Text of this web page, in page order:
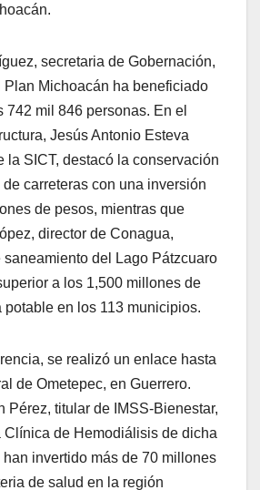
secretaria de Gobernación,
Plan Michoacán ha beneficiado
742 mil 846 personas. En el
Jesús Antonio Esteva
la SICT, destacó la conservación
carreteras con una inversión
de pesos, mientras que
director de Conagua,
saneamiento del Lago Pátzcuaro
a los 1,500 millones de
potable en los 113 municipios.
se realizó un enlace hasta
de Ometepec, en Guerrero.
Pérez, titular de IMSS-Bienestar,
Clínica de Hemodiálisis de dicha
han invertido más de 70 millones
de salud en la región